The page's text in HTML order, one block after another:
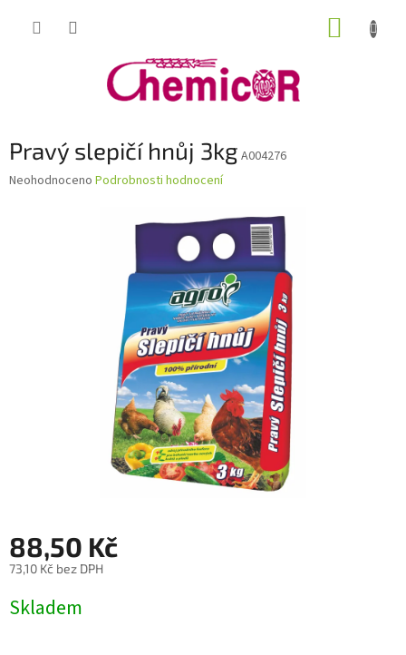
Pravý slepičí hnůj 3kg A004276
Průměrné
Neohodnoceno Podrobnosti hodnocení
88,50 Kč
73,10 Kč bez DPH
cena:
Skladem